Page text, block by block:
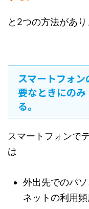
と2つの方法があり
スマートフォ
要なときにの
る。
スマートフォンで
は
外出先でのパ
ネットの利用